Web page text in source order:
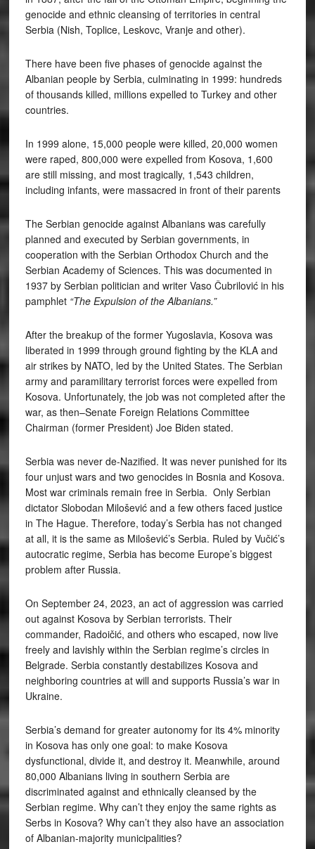
genocide and ethnic cleansing of territories in central
Serbia (Nish, Toplice, Leskovc, Vranje and other).
There have been five phases of genocide against the
Albanian people by Serbia, culminating in 1999: hundreds
of thousands killed, millions expelled to Turkey and other
countries.
In 1999 alone, 15,000 people were killed, 20,000 women
were raped, 800,000 were expelled from Kosova, 1,600
are still missing, and most tragically, 1,543 children,
including infants, were massacred in front of their parents
The Serbian genocide against Albanians was carefully
planned and executed by Serbian governments, in
cooperation with the Serbian Orthodox Church and the
Serbian Academy of Sciences. This was documented in
1937 by Serbian politician and writer Vaso Čubrilović in his
pamphlet “The Expulsion of the Albanians.”
After the breakup of the former Yugoslavia, Kosova was
liberated in 1999 through ground fighting by the KLA and
air strikes by NATO, led by the United States. The Serbian
army and paramilitary terrorist forces were expelled from
Kosova. Unfortunately, the job was not completed after the
war, as then–Senate Foreign Relations Committee
Chairman (former President) Joe Biden stated.
Serbia was never de-Nazified. It was never punished for its
four unjust wars and two genocides in Bosnia and Kosova.
Most war criminals remain free in Serbia. Only Serbian
dictator Slobodan Milošević and a few others faced justice
in The Hague. Therefore, today’s Serbia has not changed
at all, it is the same as Milošević’s Serbia. Ruled by Vučić’s
autocratic regime, Serbia has become Europe’s biggest
problem after Russia.
On September 24, 2023, an act of aggression was carried
out against Kosova by Serbian terrorists. Their
commander, Radoičić, and others who escaped, now live
freely and lavishly within the Serbian regime’s circles in
Belgrade. Serbia constantly destabilizes Kosova and
neighboring countries at will and supports Russia’s war in
Ukraine.
Serbia’s demand for greater autonomy for its 4% minority
in Kosova has only one goal: to make Kosova
dysfunctional, divide it, and destroy it. Meanwhile, around
80,000 Albanians living in southern Serbia are
discriminated against and ethnically cleansed by the
Serbian regime. Why can’t they enjoy the same rights as
Serbs in Kosova? Why can’t they also have an association
of Albanian-majority municipalities?